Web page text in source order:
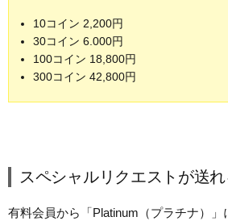
10コイン 2,200円
30コイン 6.000円
100コイン 18,800円
300コイン 42,800円
スペシャルリクエストが送れ
有料会員から「Platinum（プラチナ）」